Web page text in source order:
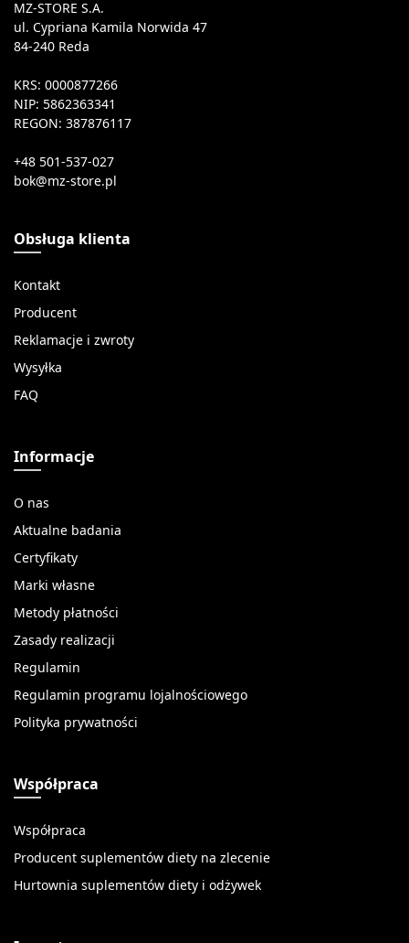
MZ-STORE S.A.
ul. Cypriana Kamila Norwida 47
84-240 Reda
KRS: 0000877266
NIP: 5862363341
REGON: 387876117
+48 501-537-027
Obsługa klienta
Kontakt
Producent
Reklamacje i zwroty
Wysyłka
FAQ
Informacje
O nas
Aktualne badania
Certyfikaty
Marki własne
Metody płatności
Zasady realizacji
Regulamin
Regulamin programu lojalnościowego
Polityka prywatności
Współpraca
Współpraca
Producent suplementów diety na zlecenie
Hurtownia suplementów diety i odżywek